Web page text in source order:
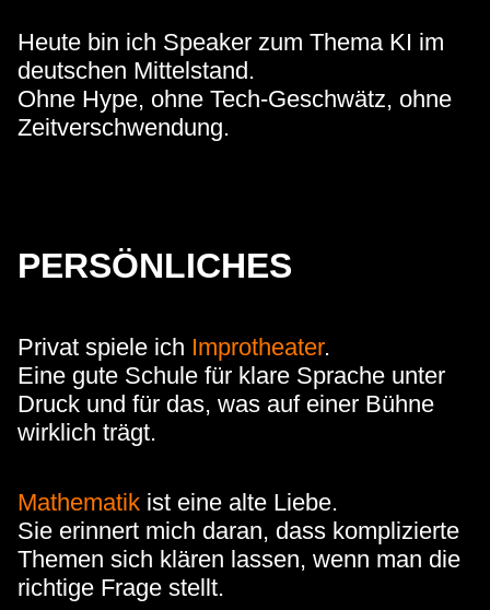
Heute bin ich Speaker zum Thema KI im
deutschen Mittelstand.
Ohne Hype, ohne Tech-Geschwätz, ohne
Zeitverschwendung.
PERSÖNLICHES
Privat spiele ich Improtheater.
Eine gute Schule für klare Sprache unter
Druck und für das, was auf einer Bühne
wirklich trägt.
Mathematik ist eine alte Liebe.
Sie erinnert mich daran, dass komplizierte
Themen sich klären lassen, wenn man die
richtige Frage stellt.